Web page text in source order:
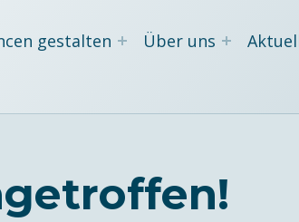
gestalten Über uns